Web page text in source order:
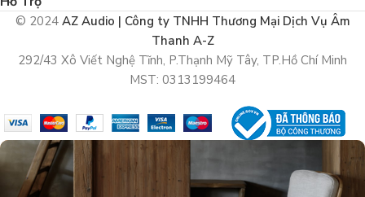
© 2024 AZ Audio | Công ty TNHH Thương Mại Dịch Vụ Âm
Thanh A-Z
292/43 Xô Viết Nghệ Tĩnh, P.Thạnh Mỹ Tây, TP.Hồ Chí Minh
MST: 0313199464